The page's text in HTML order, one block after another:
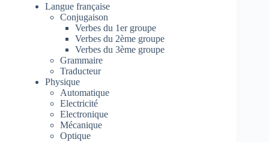
Langue française
Conjugaison
Verbes du 1er groupe
Verbes du 2ème groupe
Verbes du 3ème groupe
Grammaire
Traducteur
Physique
Automatique
Electricité
Electronique
Mécanique
Optique